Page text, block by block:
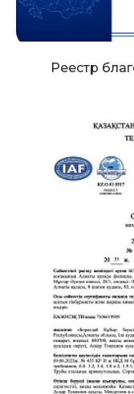
Реестр